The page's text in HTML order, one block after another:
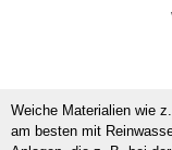
Weiche Materialien wie
am besten mit